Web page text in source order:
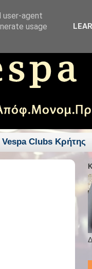
Vespa Clubs Κρήτης
user-agent
usage